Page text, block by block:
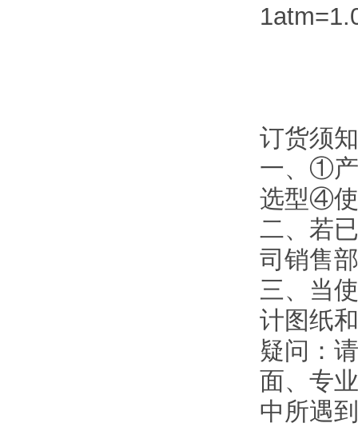
订货须
一、①
选型④
二、若
司销售
三、当
计图纸
疑问：
面、专
中所遇